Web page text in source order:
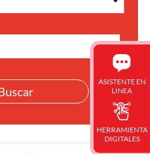
ASISTENTE EN
LINEA
HERRAMIENTA
DIGITALES